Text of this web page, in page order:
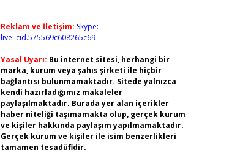
Reklam ve İletişim: Skype:
live:.cid.575569c608265c69
Yasal Uyarı: Bu internet sitesi, herhangi bir
marka, kurum veya şahıs şirketi ile hiçbir
bağlantısı bulunmamaktadır. Sitede yalnızca
kendi hazırladığımız makaleler
paylaşılmaktadır. Burada yer alan içerikler
haber niteliği taşımamakta olup, gerçek kurum
ve kişiler hakkında paylaşım yapılmamaktadır.
Gerçek kurum ve kişiler ile isim benzerlikleri
tamamen tesadüfidir.